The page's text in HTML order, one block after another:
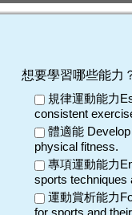
想要學習哪些能力
規律運動能力
consistent
體適能
physical fitness.
專項運動能力
sports techniques
運動賞析能力
for sports and